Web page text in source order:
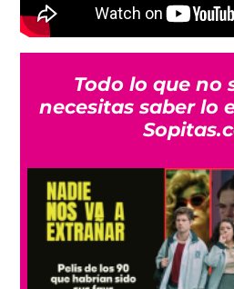
Todo lo que no
necesitas saber lo